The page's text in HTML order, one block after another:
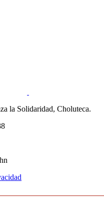
la Solidaridad, Choluteca.